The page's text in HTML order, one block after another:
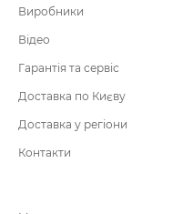
Виробники
Відео
Гарантія та сервіс
Доставка по Києву
Доставка у регіони
Контакти